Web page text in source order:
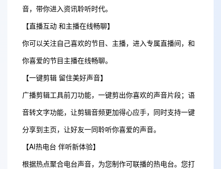
音，带你进入资讯聆听时代。
【直播互动 和主播在线畅聊】
你可以关注自己喜欢的节目、主播，进入专属直播间，和
你喜爱的节目主播在线畅聊。
【一键剪辑 留住美好声音】
广播剪辑工具前刀功能，一键剪出你喜欢的声音片段；语
音转文字功能，让剪辑音频更加得心应手，同时支持一键
分享到主页，让好友一同聆听你喜爱的声音。
【AI热电台 伴听新体验】
根据热点聚合电台声音，为您制作可联播的热电台。您打